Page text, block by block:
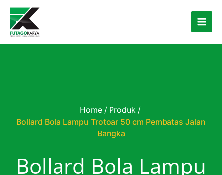
Skip to content
Home / Produk /
Bollard Bola Lampu Trotoar 50 cm Pembatas Jalan
Bangka
Bollard Bola Lampu